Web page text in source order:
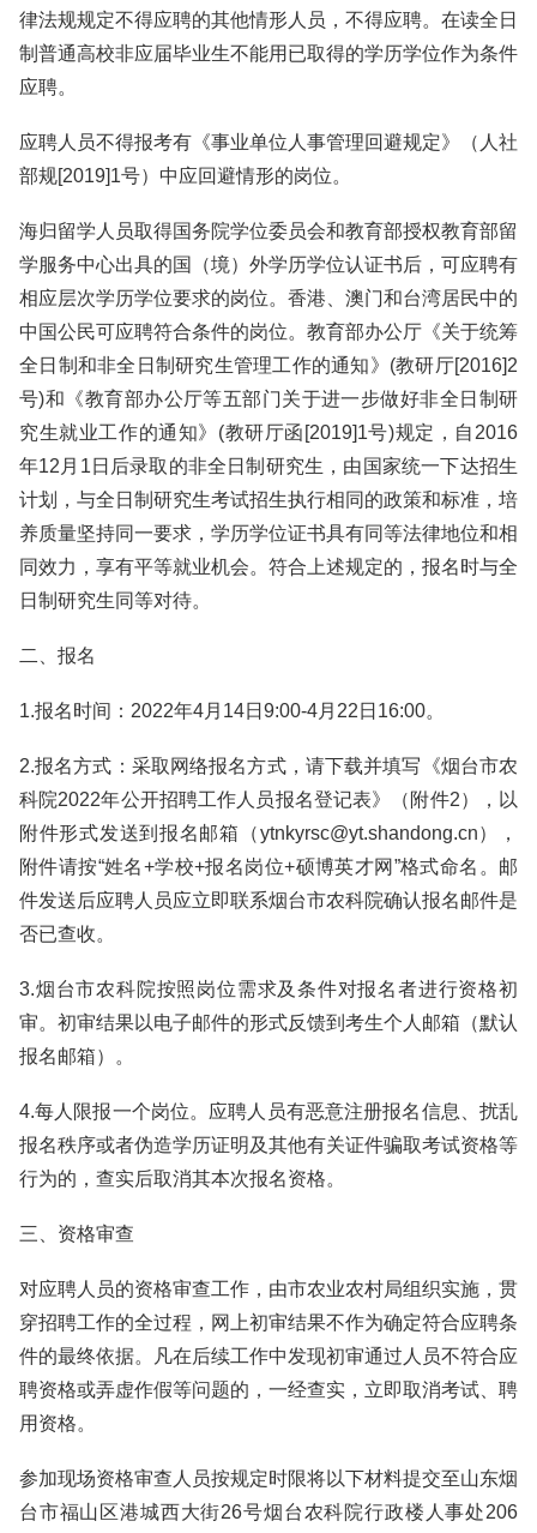
律法规规定不得应聘的其他情形人员，不得应聘。在读全日
制普通高校非应届毕业生不能用已取得的学历学位作为条件
应聘。
应聘人员不得报考有《事业单位人事管理回避规定》（人社
部规[2019]1号）中应回避情形的岗位。
海归留学人员取得国务院学位委员会和教育部授权教育部留
学服务中心出具的国（境）外学历学位认证书后，可应聘有
相应层次学历学位要求的岗位。香港、澳门和台湾居民中的
中国公民可应聘符合条件的岗位。教育部办公厅《关于统筹
全日制和非全日制研究生管理工作的通知》(教研厅[2016]2
号)和《教育部办公厅等五部门关于进一步做好非全日制研
究生就业工作的通知》(教研厅函[2019]1号)规定，自2016
年12月1日后录取的非全日制研究生，由国家统一下达招生
计划，与全日制研究生考试招生执行相同的政策和标准，培
养质量坚持同一要求，学历学位证书具有同等法律地位和相
同效力，享有平等就业机会。符合上述规定的，报名时与全
日制研究生同等对待。
二、报名
1.报名时间：2022年4月14日9:00-4月22日16:00。
2.报名方式：采取网络报名方式，请下载并填写《烟台市农
科院2022年公开招聘工作人员报名登记表》（附件2），以
附件形式发送到报名邮箱（ytnkyrsc@yt.shandong.cn），
附件请按“姓名+学校+报名岗位+硕博英才网”格式命名。邮
件发送后应聘人员应立即联系烟台市农科院确认报名邮件是
否已查收。
3.烟台市农科院按照岗位需求及条件对报名者进行资格初
审。初审结果以电子邮件的形式反馈到考生个人邮箱（默认
报名邮箱）。
4.每人限报一个岗位。应聘人员有恶意注册报名信息、扰乱
报名秩序或者伪造学历证明及其他有关证件骗取考试资格等
行为的，查实后取消其本次报名资格。
三、资格审查
对应聘人员的资格审查工作，由市农业农村局组织实施，贯
穿招聘工作的全过程，网上初审结果不作为确定符合应聘条
件的最终依据。凡在后续工作中发现初审通过人员不符合应
聘资格或弄虚作假等问题的，一经查实，立即取消考试、聘
用资格。
参加现场资格审查人员按规定时限将以下材料提交至山东烟
台市福山区港城西大街26号烟台农科院行政楼人事处206